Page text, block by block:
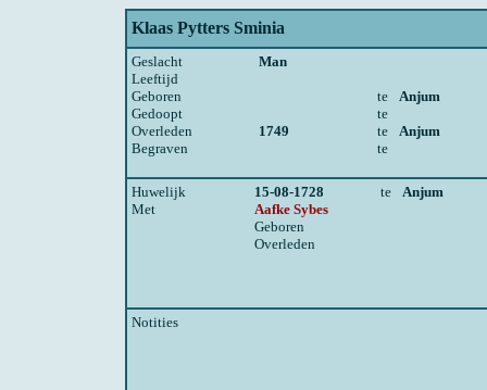
Klaas Pytters Sminia
Geslacht
Man
Leeftijd
Geboren
te
Anjum
Gedoopt
te
Overleden
1749 te
Anjum
Begraven
te
Huwelijk 15-08-1728 te
Anjum
Met
Aafke Sybes
Geboren
Overleden
Notities